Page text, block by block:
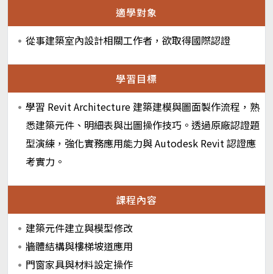
適學對象
從事建築室內設計相關工作者，欲取得國際認證
學習目標
學習 Revit Architecture 建築建模與圖面製作流程，熟
悉建築元件、明細表與出圖操作技巧。透過原廠認證題
型演練，強化實務應用能力與 Autodesk Revit 認證應
考實力。
課程內容
建築元件建立與模型修改
牆體結構與樓梯坡道應用
門窗家具與材料設定操作